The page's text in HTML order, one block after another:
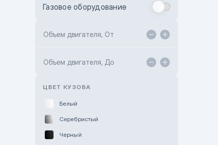
Toyota Kokshetau
Hyundai ShymCity
Газовое оборудование
Объем двигателя, От
Объем двигателя, До
ЦВЕТ КУЗОВА
Белый
Серебристый
Черный